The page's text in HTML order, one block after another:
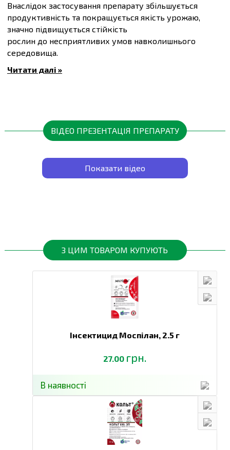
Внаслідок застосування препарату збільшується
продуктивність та покращується якість урожаю,
значно підвищується стійкість
рослин до несприятливих умов навколишнього
середовища.
20 мл розрахована на приготування 4-5 л робочого
Культура
витрати
препарату
Фаза внесення
Позакореневе підживлення
в період вегетації (перше —
ВІДКРИТОГО
в період вегетації (перше —
висота рослин 10–15 см,
друге — формування
Кореневе підживлення в
період вегетації (перше —
висота рослин 10–15 см,
друге — період бутонізації,
третє — формування
плодів)
в період вегетації (перше —
висота рослин 10–15 см,
Кореневе підживлення в
період вегетації (перше —
висота рослин 10–15 см,
друге — період бутонізації,
третє — плодоношення)
Читати далі »
ВІДЕО ПРЕЗЕНТАЦІЯ ПРЕПАРАТУ
Показати відео
З ЦИМ ТОВАРОМ КУПУЮТЬ
Інсектицид Моспілан, 2.5 г
27.00 грн.
В наявності